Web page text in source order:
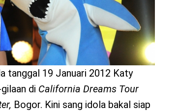
tanggal 19 Januari 2012 Katy
di California Dreams Tour
Bogor. Kini sang idola bakal siap